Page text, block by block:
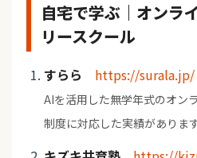
自宅で学ぶ｜オンラ
リースクール
すらら https://surala.jp/
AIを活用した無学年式のオン
制度に対応した実績があります